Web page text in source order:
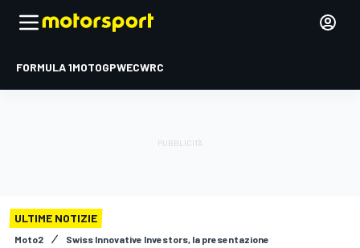
FORMULA 1MOTOGPWECWRC
ULTIME NOTIZIE
Moto2 Swiss Innovative Investors, la presentazione